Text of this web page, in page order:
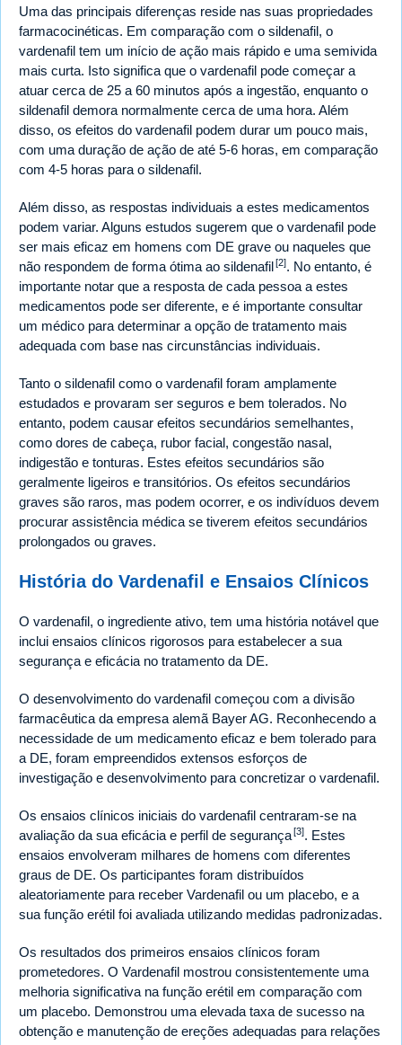
Uma das principais diferenças reside nas suas propriedades
farmacocinéticas. Em comparação com o sildenafil, o
vardenafil tem um início de ação mais rápido e uma semivida
mais curta. Isto significa que o vardenafil pode começar a
atuar cerca de 25 a 60 minutos após a ingestão, enquanto o
sildenafil demora normalmente cerca de uma hora. Além
disso, os efeitos do vardenafil podem durar um pouco mais,
com uma duração de ação de até 5-6 horas, em comparação
com 4-5 horas para o sildenafil.
Além disso, as respostas individuais a estes medicamentos
podem variar. Alguns estudos sugerem que o vardenafil pode
ser mais eficaz em homens com DE grave ou naqueles que
não respondem de forma ótima ao sildenafil[2]. No entanto, é
importante notar que a resposta de cada pessoa a estes
medicamentos pode ser diferente, e é importante consultar
um médico para determinar a opção de tratamento mais
adequada com base nas circunstâncias individuais.
Tanto o sildenafil como o vardenafil foram amplamente
estudados e provaram ser seguros e bem tolerados. No
entanto, podem causar efeitos secundários semelhantes,
como dores de cabeça, rubor facial, congestão nasal,
indigestão e tonturas. Estes efeitos secundários são
geralmente ligeiros e transitórios. Os efeitos secundários
graves são raros, mas podem ocorrer, e os indivíduos devem
procurar assistência médica se tiverem efeitos secundários
prolongados ou graves.
História do Vardenafil e Ensaios Clínicos
O vardenafil, o ingrediente ativo, tem uma história notável que
inclui ensaios clínicos rigorosos para estabelecer a sua
segurança e eficácia no tratamento da DE.
O desenvolvimento do vardenafil começou com a divisão
farmacêutica da empresa alemã Bayer AG. Reconhecendo a
necessidade de um medicamento eficaz e bem tolerado para
a DE, foram empreendidos extensos esforços de
investigação e desenvolvimento para concretizar o vardenafil.
Os ensaios clínicos iniciais do vardenafil centraram-se na
avaliação da sua eficácia e perfil de segurança[3]. Estes
ensaios envolveram milhares de homens com diferentes
graus de DE. Os participantes foram distribuídos
aleatoriamente para receber Vardenafil ou um placebo, e a
sua função erétil foi avaliada utilizando medidas padronizadas.
Os resultados dos primeiros ensaios clínicos foram
prometedores. O Vardenafil mostrou consistentemente uma
melhoria significativa na função erétil em comparação com
um placebo. Demonstrou uma elevada taxa de sucesso na
obtenção e manutenção de ereções adequadas para relações